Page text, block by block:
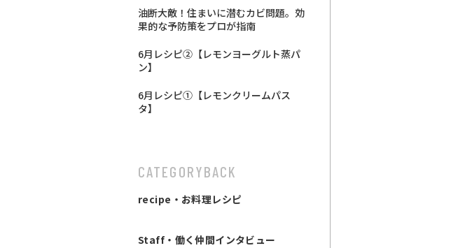
油断大敵！住まいに潜むカビ問題。効
果的な予防策をプロが指南
6月レシピ②【レモンヨーグルト蒸パ
ン】
6月レシピ①【レモンクリームパス
タ】
CATEGORYBACK
recipe・お料理レシピ
Staff・働く仲間インタビュー